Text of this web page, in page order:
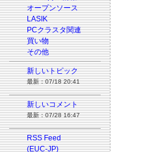
オープンソース
LASIK
PCクラスタ関連
買い物
その他
新しいトピック
最新：07/18 20:41
新しいコメント
最新：07/28 16:47
RSS Feed
(EUC-JP)